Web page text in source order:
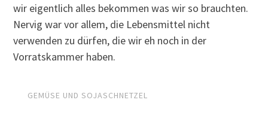
wir eigentlich alles bekommen was wir so brauchten.
Nervig war vor allem, die Lebensmittel nicht
verwenden zu dürfen, die wir eh noch in der
Vorratskammer haben.
GEMÜSE UND SOJASCHNETZEL